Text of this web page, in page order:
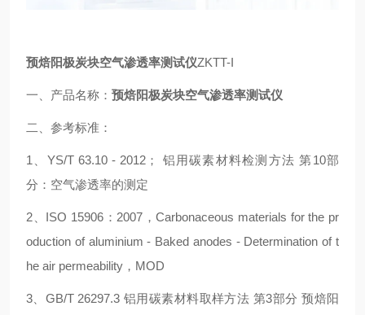
预焙阳极炭块空气渗透率测试仪ZKTT-I
一、产品名称： 预焙阳极炭块空气渗透率测试仪
二、参考标准：
1、YS/T 63.10 - 2012； 铝用碳素材料检测方法 第10部
分：空气渗透率的测定
2、ISO 15906：2007，Carbonaceous materials for the pr
oduction of aluminium - Baked anodes - Determination of t
he air permeability，MOD
3、GB/T 26297.3 铝用碳素材料取样方法 第3部分 预焙阳